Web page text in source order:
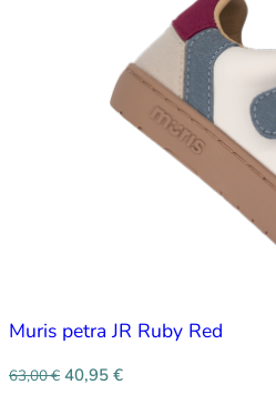
Muris petra JR Ruby Red
63,00€ 40,95 €